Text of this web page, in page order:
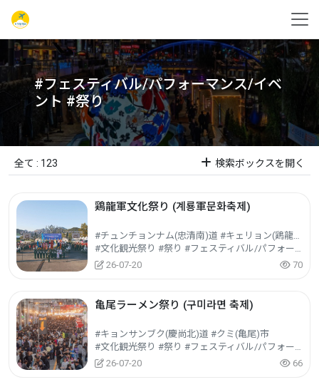
#フェスティバル/パフォーマンス/イベ
ント #祭り
全て : 123 検索ボックスを開く
鶏龍軍文化祭り (계룡軍문화축제)
#チュンチョンナム(忠清南)道 #キェリョン(鶏龍)市
#文化観光祭り #祭り #フェスティバル/パフォーマンス/イベント
26-07-20
70
亀尾ラーメン祭り (구미라면 축제)
#キョンサンブク(慶尚北)道 #クミ(亀尾)市
#文化観光祭り #祭り #フェスティバル/パフォーマンス/イベント
26-07-20
66